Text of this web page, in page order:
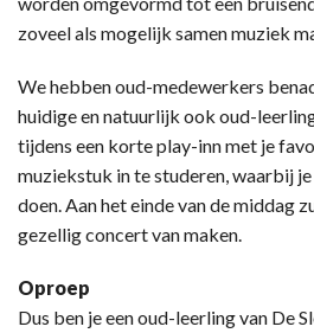
zoveel als mogelijk samen muziek
We hebben oud-medewerkers
huidige en natuurlijk ook oud-
tijdens een korte play-inn met je
muziekstuk in te studeren, waarbij
doen. Aan het einde van de middag
gezellig concert van maken.
Oproep
Dus ben je een oud-leerling van De